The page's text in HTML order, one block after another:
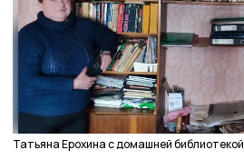
Татьяна Ерохина с домашней библиотекой